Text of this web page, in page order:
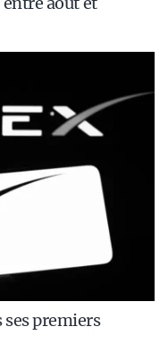
ses premiers